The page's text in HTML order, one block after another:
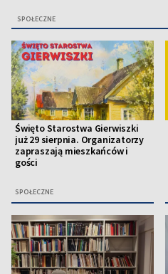
SPOŁECZNE
Święto Starostwa Gierwiszki
już 29 sierpnia. Organizatorzy
zapraszają mieszkańców i
gości
SPOŁECZNE